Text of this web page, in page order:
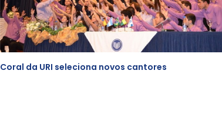
Coral da URI seleciona novos cantores